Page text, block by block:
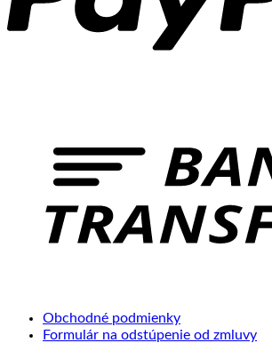
Obchodné podmienky
Formulár na odstúpenie od zmluvy